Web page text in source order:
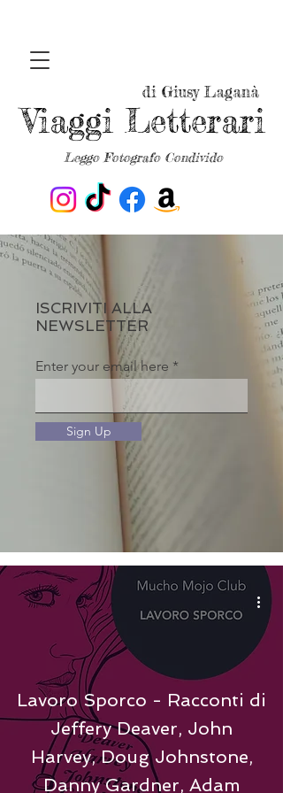
Leggo Fotografo Condivido
Viaggi Letterari
di Giusy Laganà
ISCRIVITI ALLA
NEWSLETTER
Enter your email here
Sign Up
Lavoro Sporco - Racconti di
Jeffery Deaver, John
Harvey, Doug Johnstone,
Danny Gardner, Adam